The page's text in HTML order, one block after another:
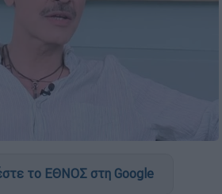
το ΕΘΝΟΣ στη Google